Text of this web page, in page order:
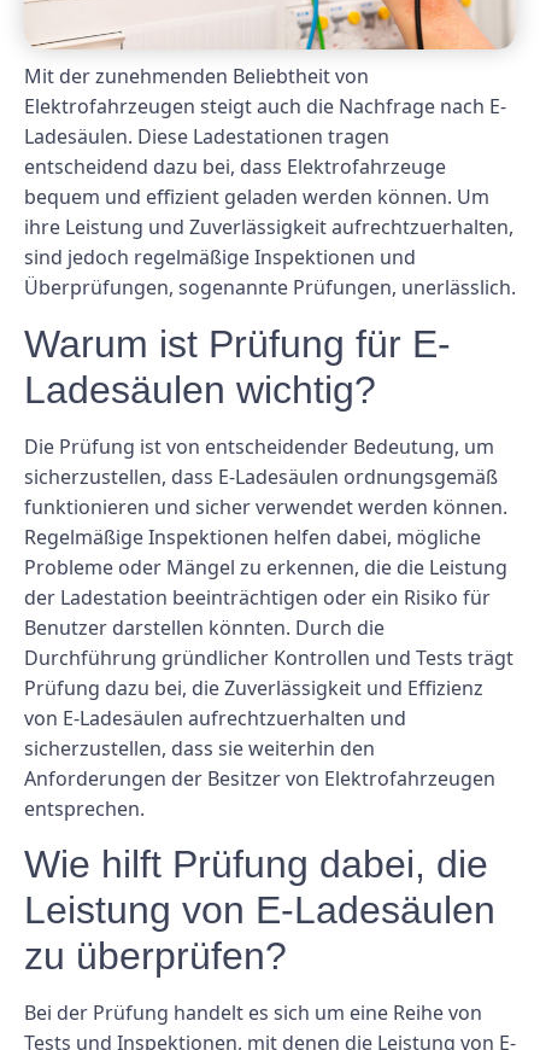
Mit der zunehmenden Beliebtheit von
Elektrofahrzeugen steigt auch die Nachfrage nach E-
Ladesäulen. Diese Ladestationen tragen
entscheidend dazu bei, dass Elektrofahrzeuge
bequem und effizient geladen werden können. Um
ihre Leistung und Zuverlässigkeit aufrechtzuerhalten,
sind jedoch regelmäßige Inspektionen und
Überprüfungen, sogenannte Prüfungen, unerlässlich.
Warum ist Prüfung für E-
Ladesäulen wichtig?
Die Prüfung ist von entscheidender Bedeutung, um
sicherzustellen, dass E-Ladesäulen ordnungsgemäß
funktionieren und sicher verwendet werden können.
Regelmäßige Inspektionen helfen dabei, mögliche
Probleme oder Mängel zu erkennen, die die Leistung
der Ladestation beeinträchtigen oder ein Risiko für
Benutzer darstellen könnten. Durch die
Durchführung gründlicher Kontrollen und Tests trägt
Prüfung dazu bei, die Zuverlässigkeit und Effizienz
von E-Ladesäulen aufrechtzuerhalten und
sicherzustellen, dass sie weiterhin den
Anforderungen der Besitzer von Elektrofahrzeugen
entsprechen.
Wie hilft Prüfung dabei, die
Leistung von E-Ladesäulen
zu überprüfen?
Bei der Prüfung handelt es sich um eine Reihe von
Tests und Inspektionen, mit denen die Leistung von E-